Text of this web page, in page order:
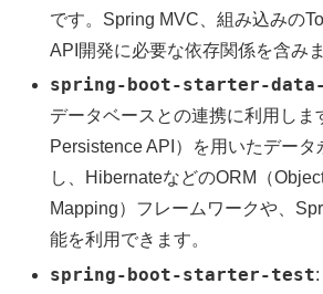
です。Spring MVC、組み込みの
API開発に必要な依存関係を含みま
spring-boot-starter-
データベースとの連携に利用しま
Persistence API）を用いたデー
し、HibernateなどのORM（
Mapping）フレームワークや、
能を利用できます。
spring-boot-starter-test: